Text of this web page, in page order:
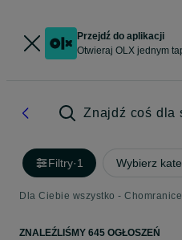
Przejdź do aplikacji
Otwieraj OLX jednym
Znajdź coś dla
Filtry·1 Wybierz
Dla Ciebie wszystko -
ZNALEŹLIŚMY 645 OGŁOSZEŃ